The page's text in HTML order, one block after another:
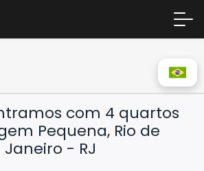
com 4 quartos
Pequena, Rio de
Janeiro - RJ